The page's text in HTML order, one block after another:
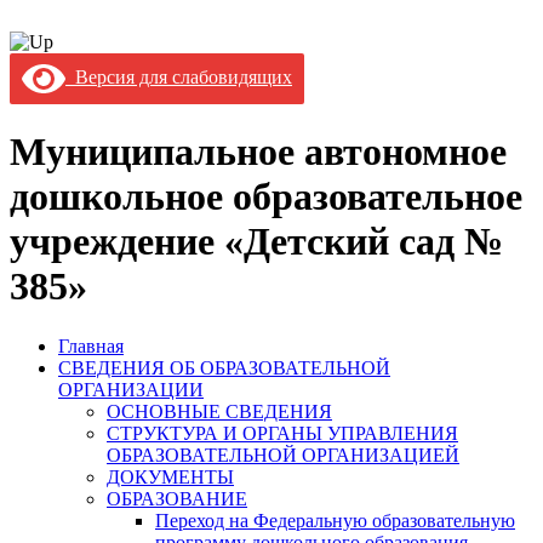
Версия для слабовидящих
Муниципальное автономное
дошкольное образовательное
учреждение «Детский сад №
385»
Главная
СВЕДЕНИЯ ОБ ОБРАЗОВАТЕЛЬНОЙ
ОРГАНИЗАЦИИ
ОСНОВНЫЕ СВЕДЕНИЯ
СТРУКТУРА И ОРГАНЫ УПРАВЛЕНИЯ
ОБРАЗОВАТЕЛЬНОЙ ОРГАНИЗАЦИЕЙ
ДОКУМЕНТЫ
ОБРАЗОВАНИЕ
Переход на Федеральную образовательную